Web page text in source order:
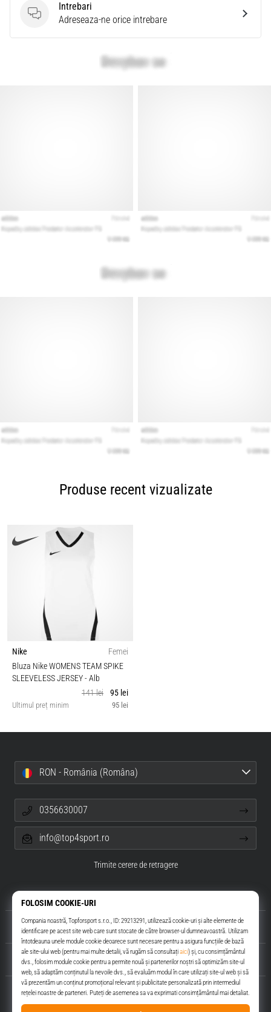
Intrebari
Intrebari
Adreseaza-ne orice intrebare
Produse recent vizualizate
Nike
Femei
Bluza Nike WOMENS TEAM SPIKE
SLEEVELESS JERSEY- Alb
141 lei
95 lei
Ultimul preț minim 95 lei
Despre noi
Servicii clienți
RON - România (Româna)
0356630007
info@top4sport.ro
Trimite cerere de retragere